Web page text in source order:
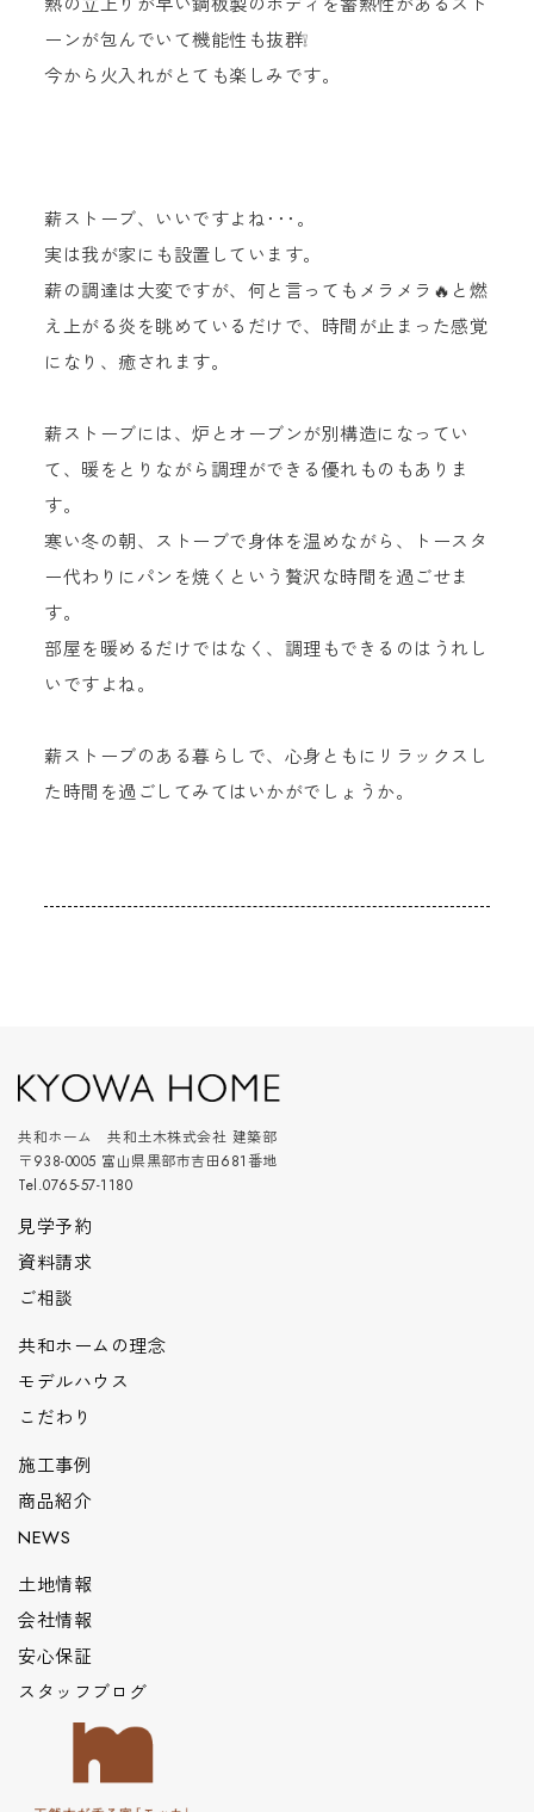
ーンが包んでいて機能性も抜群❕
今から火入れがとても楽しみです。
薪ストーブ、いいですよね･･･。
実は我が家にも設置しています。
薪の調達は大変ですが、何と言ってもメラメラ🔥と燃
え上がる炎を眺めているだけで、時間が止まった感覚
になり、癒されます。
薪ストーブには、炉とオーブンが別構造になってい
て、暖をとりながら調理ができる優れものもありま
す。
寒い冬の朝、ストーブで身体を温めながら、トースタ
ー代わりにパンを焼くという贅沢な時間を過ごせま
す。
部屋を暖めるだけではなく、調理もできるのはうれし
いですよね。
薪ストーブのある暮らしで、心身ともにリラックスし
た時間を過ごしてみてはいかがでしょうか。
共和ホーム 共和土木株式会社 建築部
〒938-0005 富山県黒部市吉田681番地
Tel.0765-57-1180
見学予約
資料請求
ご相談
共和ホームの理念
モデルハウス
こだわり
施工事例
商品紹介
NEWS
土地情報
会社情報
安心保証
スタッフブログ